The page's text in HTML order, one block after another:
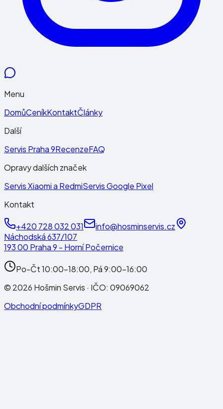
Menu
DomůCeníkKontaktČlánky
Další
Servis Praha 9RecenzeFAQ
Opravy dalších značek
Servis Xiaomi a RedmiServis Google Pixel
Kontakt
+420 728 032 031
info@hosminservis.cz
Náchodská 637/107
193 00 Praha 9 - Horní Počernice
Po-Čt 10:00-18:00, Pá 9:00-16:00
© 2026 Hošmin Servis · IČO: 09069062
Obchodní podmínkyGDPR